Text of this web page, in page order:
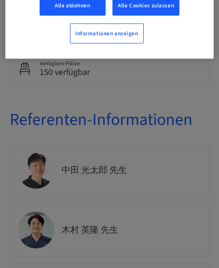
Marketing
Verfügbare Plätze
150 verfügbar
Referenten-Informationen
中田 光太郎 先生
木村 英隆 先生
Alle ablehnen Alle Cookies zulassen
Informationen anzeigen